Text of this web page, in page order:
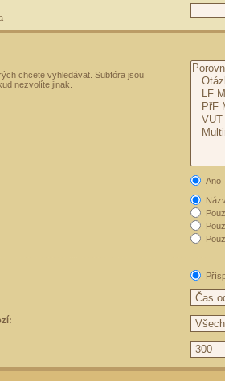
chcete vyhledávat. Subfóra jsou
nezvolíte jinak.
Ano